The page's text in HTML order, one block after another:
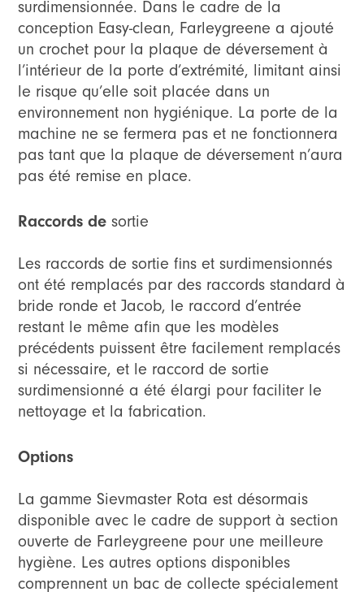
surdimensionnée. Dans le cadre de la
conception Easy-clean, Farleygreene a ajouté
un crochet pour la plaque de déversement à
l’intérieur de la porte d’extrémité, limitant ainsi
le risque qu’elle soit placée dans un
environnement non hygiénique. La porte de la
machine ne se fermera pas et ne fonctionnera
pas tant que la plaque de déversement n’aura
pas été remise en place.
Raccords de sortie
Les raccords de sortie fins et surdimensionnés
ont été remplacés par des raccords standard à
bride ronde et Jacob, le raccord d’entrée
restant le même afin que les modèles
précédents puissent être facilement remplacés
si nécessaire, et le raccord de sortie
surdimensionné a été élargi pour faciliter le
nettoyage et la fabrication.
Options
La gamme Sievmaster Rota est désormais
disponible avec le cadre de support à section
ouverte de Farleygreene pour une meilleure
hygiène. Les autres options disponibles
comprennent un bac de collecte spécialement